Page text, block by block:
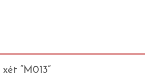
“M013”